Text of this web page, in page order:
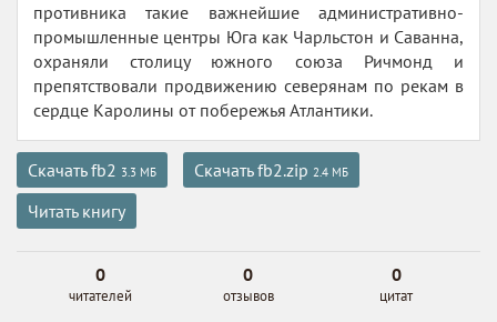
противника такие важнейшие административно-
промышленные центры Юга как Чарльстон и Саванна,
охраняли столицу южного союза Ричмонд и
препятствовали продвижению северянам по рекам в
сердце Каролины от побережья Атлантики.
Скачать fb2 3.3 МБ Скачать fb2.zip 2.4 МБ
Читать книгу
0
читателей
0
отзывов
0
цитат